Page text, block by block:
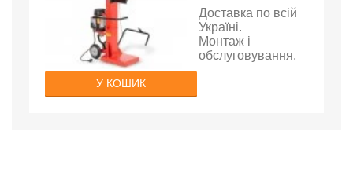
Доставка по всій
Україні.
Монтаж і
обслуговування.
У КОШИК